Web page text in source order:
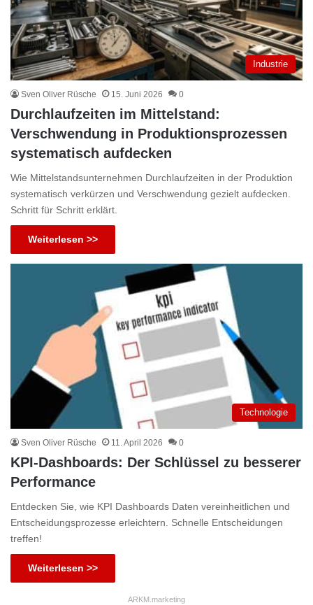
Industrie
Sven Oliver Rüsche 15. Juni 2026 0
Durchlaufzeiten im Mittelstand:
Verschwendung in Produktionsprozessen
systematisch aufdecken
Wie Mittelstandsunternehmen Durchlaufzeiten in der Produktion
systematisch verkürzen und Verschwendung gezielt aufdecken.
Schritt für Schritt erklärt.
Weiterlesen >>
Technologie
Sven Oliver Rüsche 11. April 2026 0
KPI-Dashboards: Der Schlüssel zu besserer
Performance
Entdecken Sie, wie KPI Dashboards Daten vereinheitlichen und
Entscheidungsprozesse erleichtern. Schnelle Entscheidungen
treffen!
Weiterlesen >>
ARKM.marketing